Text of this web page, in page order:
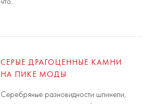
что…
СЕРЫЕ ДРАГОЦЕННЫЕ КАМНИ
НА ПИКЕ МОДЫ
Серебряные разновидности шпинели,